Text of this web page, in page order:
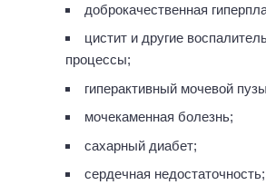
доброкачественная
цистит и другие
процессы;
гиперактивный мочевой
мочекаменная болезнь;
сахарный диабет;
сердечная недостаточность;